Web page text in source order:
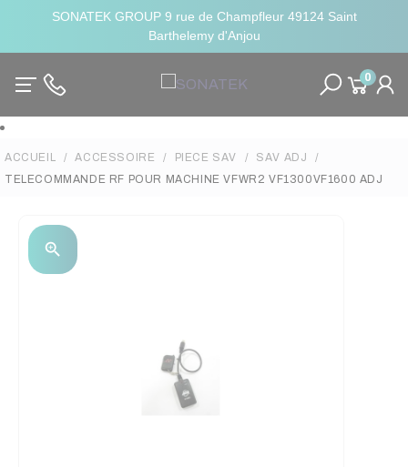
SONATEK GROUP 9 rue de Champfleur 49124 Saint
Barthelemy d'Anjou
0
ACCUEIL ACCESSOIRE PIECE SAV
SAV ADJ
TELECOMMANDE RF POUR MACHINE VFWR2 VF1300VF1600 ADJ
zoom_in